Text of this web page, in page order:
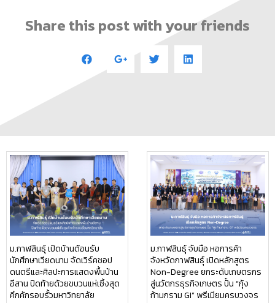
Share this post with your friends
ม.กาฬสินธุ์ เปิดบ้านต้อนรับ
นักศึกษาเวียดนาม จัดเวิร์คชอป
ดนตรีและศิลปะการแสดงพื้นบ้าน
อีสาน ปิดท้ายด้วยขบวนแห่เซิ้งสุด
คึกคักรอบรั้วมหาวิทยาลัย
ม.กาฬสินธุ์ จับมือ หอการค้า
จังหวัดกาฬสินธุ์ เปิดหลักสูตร
Non-Degree ยกระดับเกษตรกร
สู่นวัตกรธุรกิจเกษตร ปั้น “กุ้ง
ก้ามกราม GI” พรีเมียมครบวงจร